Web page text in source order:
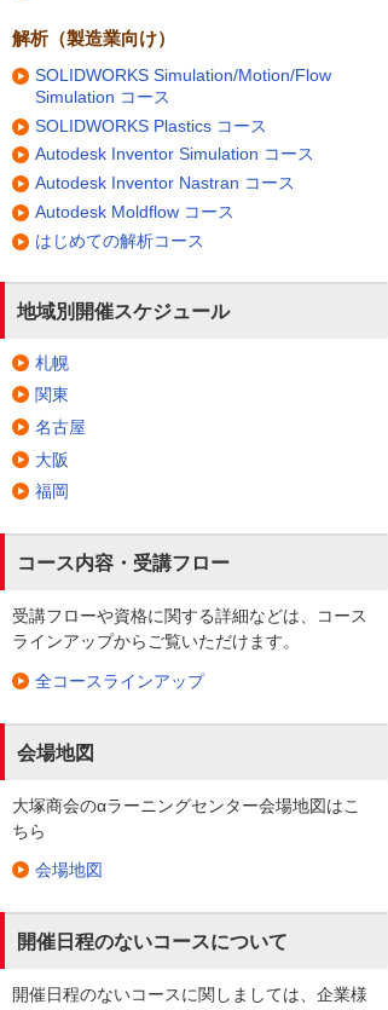
解析（製造業向け）
SOLIDWORKS Simulation/Motion/Flow
Simulation コース
SOLIDWORKS Plastics コース
Autodesk Inventor Simulation コース
Autodesk Inventor Nastran コース
Autodesk Moldflow コース
はじめての解析コース
地域別開催スケジュール
札幌
関東
名古屋
大阪
福岡
コース内容・受講フロー
受講フローや資格に関する詳細などは、コース
ラインアップからご覧いただけます。
全コースラインアップ
会場地図
大塚商会のαラーニングセンター会場地図はこ
ちら
会場地図
開催日程のないコースについて
開催日程のないコースに関しましては、企業様